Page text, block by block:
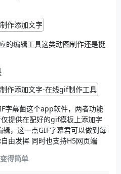
的编辑工具这类动图制作还是挺
字幕菌这个app软件，两者功能
提供在配好的gif模板上添加字
，这一点GIF字幕君可以做到每
由发挥 同时也支持H5网页端
得简单